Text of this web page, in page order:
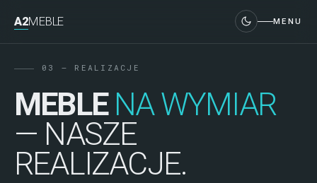
A2MEBLE MENU
A2MEBLE
03 — REALIZACJE
MEBLE NA WYMIAR
— NASZE
REALIZACJE.